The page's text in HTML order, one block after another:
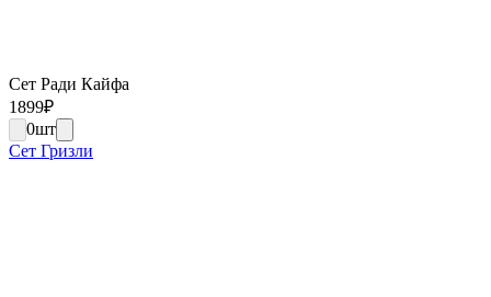
Сет Ради Кайфа
1899₽
0шт
Сет Гризли